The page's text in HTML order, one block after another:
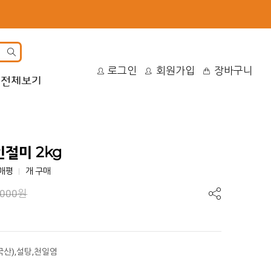
전체보기
로그인 회원가입 장바구니
절미 2kg
평 개 구매
원
),설탕,천일염